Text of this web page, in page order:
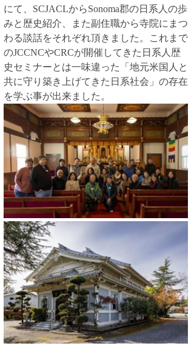
にて、SCJACLからSonoma郡の日系人の歩
みと歴史紹介、また副住職から寺院にまつ
わる談話をそれぞれ頂きました。これまで
のJCCNCやCRCが開催してきた日系人歴
史セミナーとは一味違った「地元米国人と
共に守り築き上げてきた日系社会」の存在
を学ぶ事が出来ました。